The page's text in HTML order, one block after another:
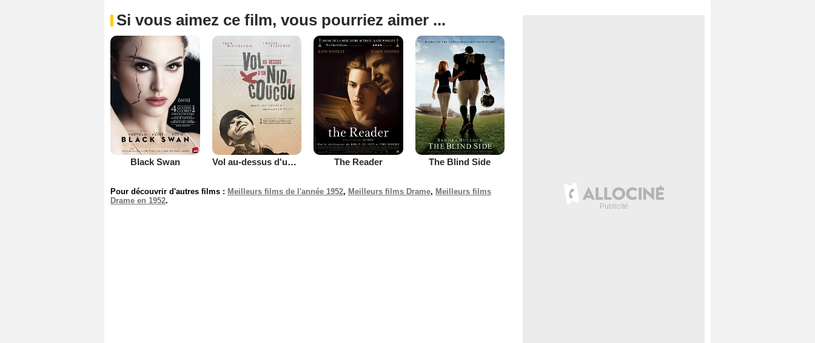
Si vous aimez ce film, vous pourriez aimer ...
Black Swan Vol au-dessus d'un nid de coucou The Reader The Blind Side
Pour découvrir d'autres films : Meilleurs films de l'année 1952, Meilleurs films Drame, Meilleurs films
Drame en 1952.